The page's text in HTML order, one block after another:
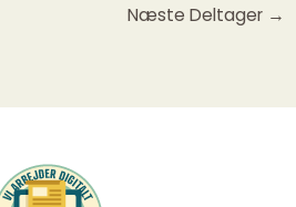
Næste Deltager →